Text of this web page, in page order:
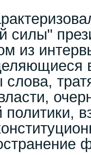
силы"
из
политики,